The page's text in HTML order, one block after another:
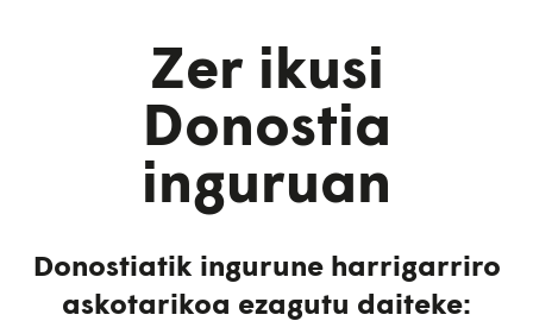
Zer ikusi
Donostia
inguruan
Donostiatik ingurune harrigarriro
askotarikoa ezagutu daiteke: